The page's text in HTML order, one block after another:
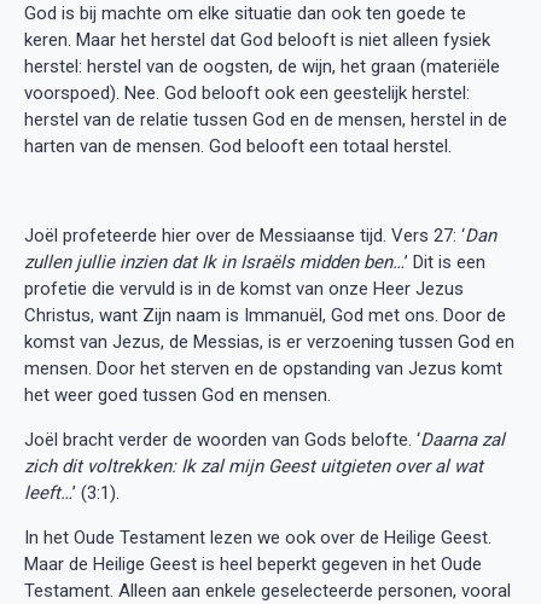
God is bij machte om elke situatie dan ook ten goede te
keren. Maar het herstel dat God belooft is niet alleen fysiek
herstel: herstel van de oogsten, de wijn, het graan (materiële
voorspoed). Nee. God belooft ook een geestelijk herstel:
herstel van de relatie tussen God en de mensen, herstel in de
harten van de mensen. God belooft een totaal herstel.
Joël profeteerde hier over de Messiaanse tijd. Vers 27: ‘Dan
zullen jullie inzien dat Ik in Israëls midden ben…’ Dit is een
profetie die vervuld is in de komst van onze Heer Jezus
Christus, want Zijn naam is Immanuël, God met ons. Door de
komst van Jezus, de Messias, is er verzoening tussen God en
mensen. Door het sterven en de opstanding van Jezus komt
het weer goed tussen God en mensen.
Joël bracht verder de woorden van Gods belofte. ‘Daarna zal
zich dit voltrekken: Ik zal mijn Geest uitgieten over al wat
leeft…’ (3:1).
In het Oude Testament lezen we ook over de Heilige Geest.
Maar de Heilige Geest is heel beperkt gegeven in het Oude
Testament. Alleen aan enkele geselecteerde personen, vooral